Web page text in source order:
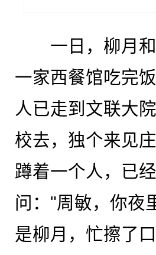
一日，柳月和
一家西餐馆吃完
人已走到文联大
校去，独个来见
蹲着一个人，已
问："周敏，你夜
是柳月，忙擦了